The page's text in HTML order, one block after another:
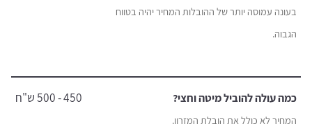
בעונה עמוסה יותר של ההובלות המחיר יהיה בטווח
הגבוה.
כמה עולה להוביל מיטה וחצי?
המחיר לא כולל את הובלת המזרון.
450 - 500 ש"ח